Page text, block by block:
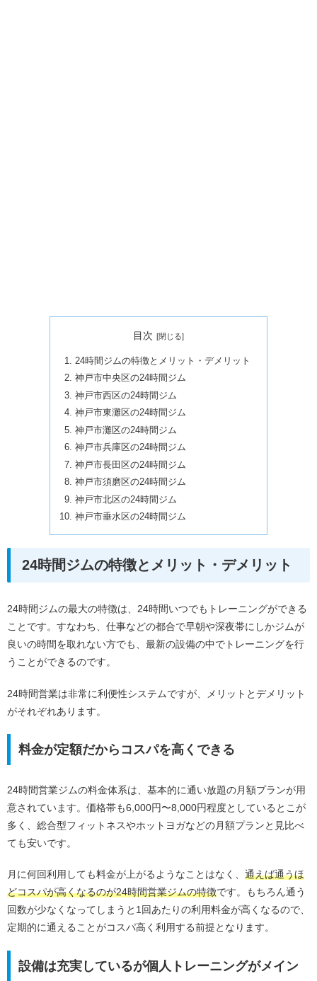
目次
24時間ジムの特徴とメリット・デメリット
神戸市中央区の24時間ジム
神戸市西区の24時間ジム
神戸市東灘区の24時間ジム
神戸市灘区の24時間ジム
神戸市兵庫区の24時間ジム
神戸市長田区の24時間ジム
神戸市須磨区の24時間ジム
神戸市北区の24時間ジム
神戸市垂水区の24時間ジム
24時間ジムの特徴とメリット・デメリット
24時間ジムの最大の特徴は、24時間いつでもトレーニングができる
ことです。すなわち、仕事などの都合で早朝や深夜帯にしかジムが
良いの時間を取れない方でも、最新の設備の中でトレーニングを行
うことができるのです。
24時間営業は非常に利便性システムですが、メリットとデメリット
がそれぞれあります。
料金が定額だからコスパを高くできる
24時間営業ジムの料金体系は、基本的に通い放題の月額プランが用
意されています。価格帯も6,000円〜8,000円程度としているとこが
多く、総合型フィットネスやホットヨガなどの月額プランと見比べ
ても安いです。
月に何回利用しても料金が上がるようなことはなく、 通えば通うほ
どコスパが高くなるのが24時間営業ジムの特徴です。もちろん通う
回数が少なくなってしまうと1回あたりの利用料金が高くなるので、
定期的に通えることがコスパ高く利用する前提となります。
設備は充実しているが個人トレーニングがメイン